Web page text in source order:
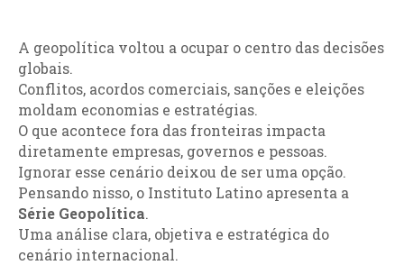
A geopolítica voltou a ocupar o centro das decisões
globais.
Conflitos, acordos comerciais, sanções e eleições
moldam economias e estratégias.
O que acontece fora das fronteiras impacta
diretamente empresas, governos e pessoas.
Ignorar esse cenário deixou de ser uma opção.
Pensando nisso, o Instituto Latino apresenta a
Série Geopolítica.
Uma análise clara, objetiva e estratégica do
cenário internacional.